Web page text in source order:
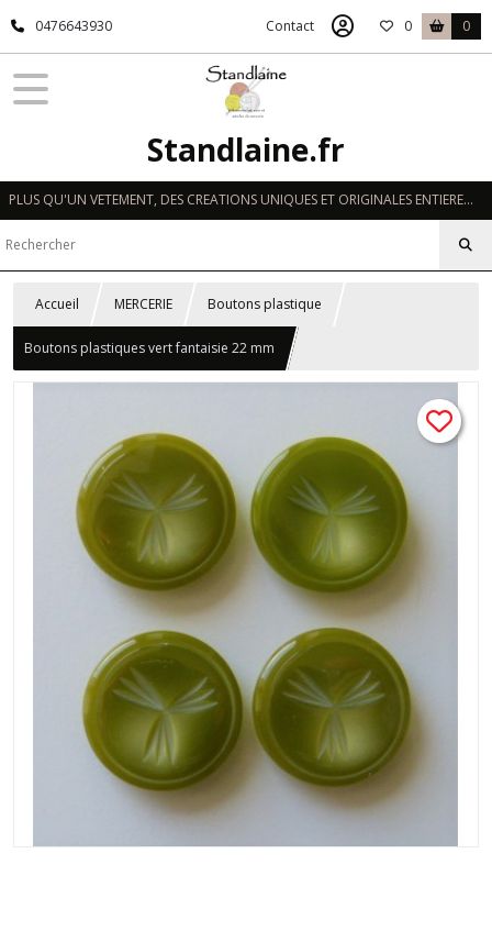
0476643930 Contact 0 0
Standlaine.fr
PLUS QU'UN VETEMENT, DES CREATIONS UNIQUES ET ORIGINALES ENTIEREMENT REALISEES A LA MAIN EN FRANCE
Accueil MERCERIE Boutons plastique
Boutons plastiques vert fantaisie 22 mm